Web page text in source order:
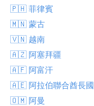
🇵🇭 菲律賓
🇲🇳 蒙古
🇻🇳 越南
🇦🇿 阿塞拜疆
🇦🇫 阿富汗
🇦🇪 阿拉伯聯合酋長國
🇴🇲 阿曼